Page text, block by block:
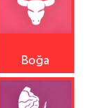
Boğa